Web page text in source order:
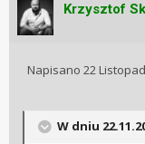
Krzysztof
Napisano 22
W dniu